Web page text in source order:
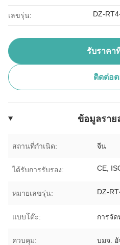
เลขรุ่น: DZ-
รับราคา
ติดต่อ
ข้อมูลราย
สถานที่กำเนิด: จีน
ได้รับการรับรอง: CE,
หมายเลขรุ่น: DZ-
แบบโต๊ะ: การจั
ควบคุม: บมจ. อั